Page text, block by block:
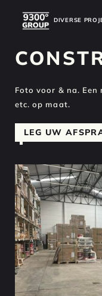
DIVERSE
DIVERSE
Foto voor & na.
etc. op maat.
LEG UW